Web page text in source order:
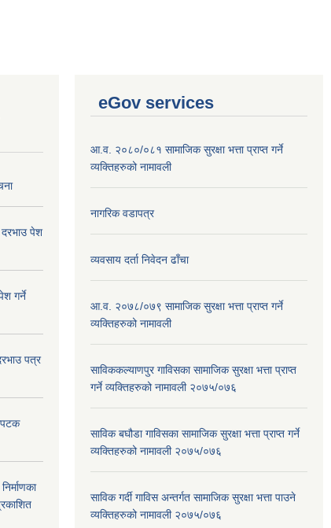
दरभाउ पेश
गर्ने
पत्र
eGov services
आ.व. २०८०/०८१ सामाजिक सुरक्षा भत्ता प्राप्त गर्ने
व्यक्तिहरुको नामावली
नागरिक वडापत्र
व्यवसाय दर्ता निवेदन ढाँचा
आ.व. २०७८/०७९ सामाजिक सुरक्षा भत्ता प्राप्त गर्ने
व्यक्तिहरुको नामावली
साविककल्याणपुर गाविसका सामाजिक सुरक्षा भत्ता प्राप्त
गर्ने व्यक्तिहरुको नामावली २०७५/०७६
साविक बघौडा गाविसका सामाजिक सुरक्षा भत्ता प्राप्त गर्ने
व्यक्तिहरुको नामावली २०७५/०७६
साविक गर्दी गाविस अन्तर्गत सामाजिक सुरक्षा भत्ता पाउने
व्यक्तिहरुको नामावली २०७५/०७६